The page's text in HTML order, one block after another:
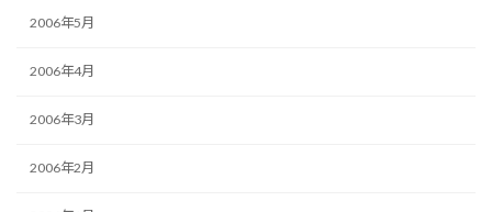
2006年5月
2006年4月
2006年3月
2006年2月